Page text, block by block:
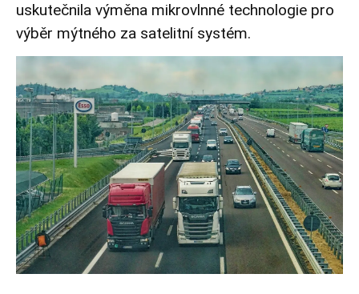
uskutečnila výměna mikrovlnné technologie pro
výběr mýtného za satelitní systém.